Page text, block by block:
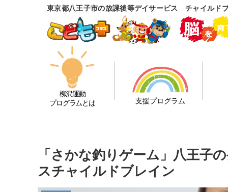
東京都八王子市の放課後等デイサービス チャイルド
柳沢運動
プログラムとは
支援プログラム
「さかな釣りゲーム」八王子
スチャイルドブレイン